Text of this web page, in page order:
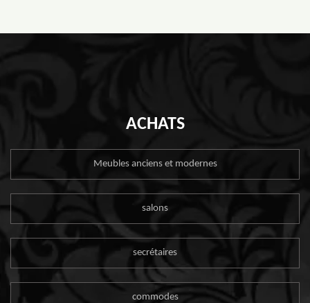
ACHATS
Meubles anciens et modernes
salons
secrétaires
commodes